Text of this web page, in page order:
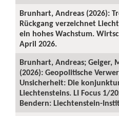
Brunhart, Andreas (2026):
Rückgang verzeichnet
ein hohes Wachstum.
April 2026.
Brunhart, Andreas; Geiger,
(2026): Geopolitische
Unsicherheit: Die
Liechtensteins. LI Focus 1/
Bendern: Liechtenstein-